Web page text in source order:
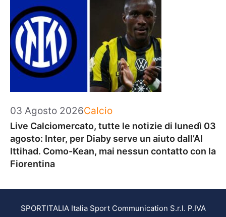
03 Agosto 2026Categorie
Calcio
Live Calciomercato, tutte le notizie di lunedì 03
agosto: Inter, per Diaby serve un aiuto dall’Al
Ittihad. Como-Kean, mai nessun contatto con la
Fiorentina
SPORTITALIA Italia Sport Communication S.r.l. P.IVA